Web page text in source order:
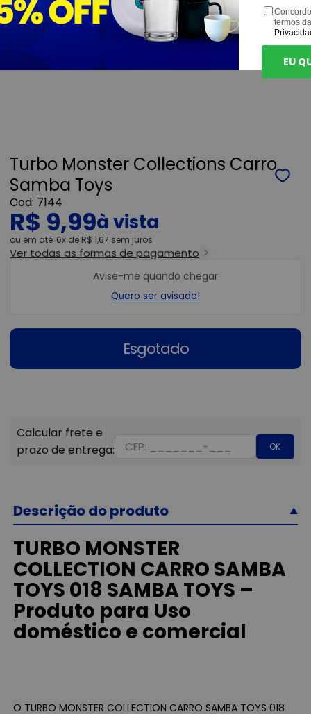
Turbo Monster Collections Carro
Samba Toys
7144
R$ 9,99
ou 6x de R$ 1,67 sem juros
Ver todas as formas de pagamento
Esgotado
Avise-me quando chegar
Quero ser avisado!
OK
Descrição do produto
TURBO MONSTER
COLLECTION CARRO SAMBA
TOYS 018 SAMBA TOYS –
Produto para Uso
doméstico e comercial
O TURBO MONSTER COLLECTION CARRO SAMBA TOYS 018
termos
EU